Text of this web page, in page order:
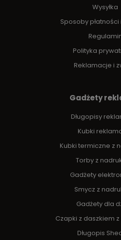
Wysyłka
Sposoby
Polityka
Reklamacje i
Gadżety
Długopisy
Kubki
Kubki termiczne z
Torby z
Gadżety
Smycz z
Gadżety dla
Czapki z daszkiem
Długopis